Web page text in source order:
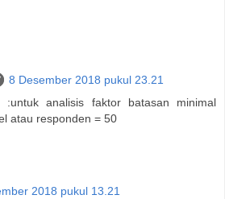
8 Desember 2018 pukul 23.21
:untuk analisis faktor batasan minimal
atau responden = 50
2018 pukul 13.21